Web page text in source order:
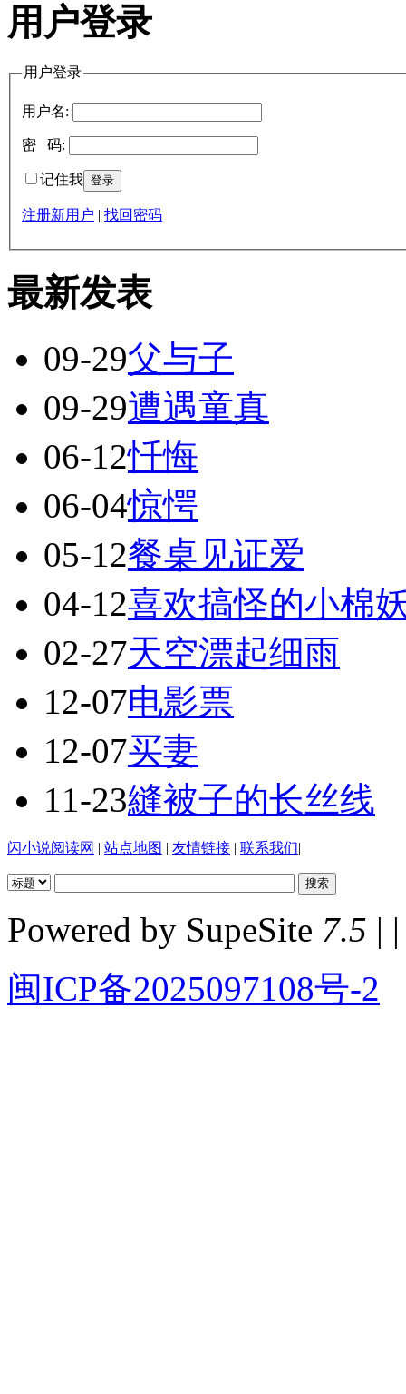
用户登录
用户登录
用户名:
密 码:
记住我
注册新用户 | 找回密码
最新发表
09-29父与子
09-29遭遇童真
06-12忏悔
06-04惊愕
05-12餐桌见证爱
04-12喜欢搞怪的小棉
02-27天空漂起细雨
12-07电影票
12-07买妻
11-23縫被子的长丝线
闪小说阅读网 | 站点地图 | 友情链接 | 联系我们|
Powered by SupeSite 7.5 | |
闽ICP备2025097108号-2